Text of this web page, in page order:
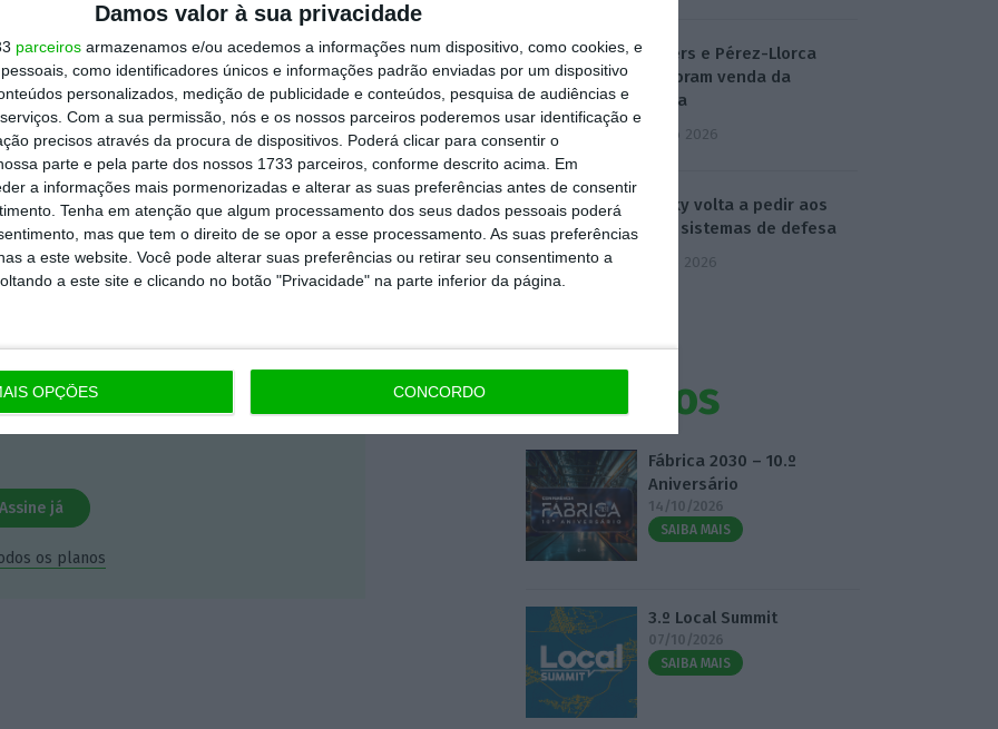
Damos valor à sua privacidade
parceiros armazenamos e/ou acedemos a informações num dispositivo, como cookies, e
como identificadores únicos e informações padrão enviadas por um dispositivo
personalizados, medição de publicidade e conteúdos, pesquisa de audiências e
Com a sua permissão, nós e os nossos parceiros poderemos usar identificação e
precisos através da procura de dispositivos. Poderá clicar para consentir o
parte e pela parte dos nossos 1733 parceiros, conforme descrito acima. Em
a informações mais pormenorizadas e alterar as suas preferências antes de consentir
Tenha em atenção que algum processamento dos seus dados pessoais poderá
mas que tem o direito de se opor a esse processamento. As suas preferências
a este website. Você pode alterar suas preferências ou retirar seu consentimento a
a este site e clicando no botão "Privacidade" na parte inferior da página.
OPÇÕES CONCORDO
Premium
é mais importante do que
e rigoroso.
e tenha acesso a notícias
às reportagens e especiais que
apoiar o ECO e os seus
é o jornalismo independente,
Assine já
os planos
Linklaters e Pérez-Llorca
assessoram venda da
Caravela
4 Agosto 2026
Zelensky volta a pedir aos
aliados sistemas de defesa
5 Agosto 2026
Eventos
Fábrica 2030 – 10.º
Aniversário
14/10/2026
SAIBA MAIS
3.º Local Summit
07/10/2026
SAIBA MAIS